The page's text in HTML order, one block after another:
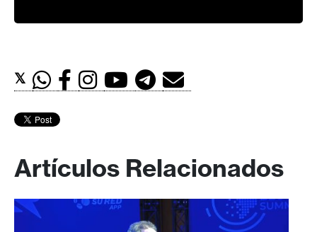
𝕏
Artículos Relacionados